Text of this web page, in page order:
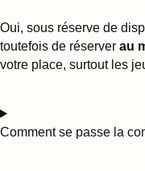
Oui, sous réserve de
toutefois de réserver au
votre place, surtout les
Comment se passe la